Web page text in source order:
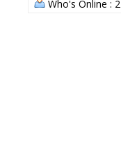
Who's Online : 2